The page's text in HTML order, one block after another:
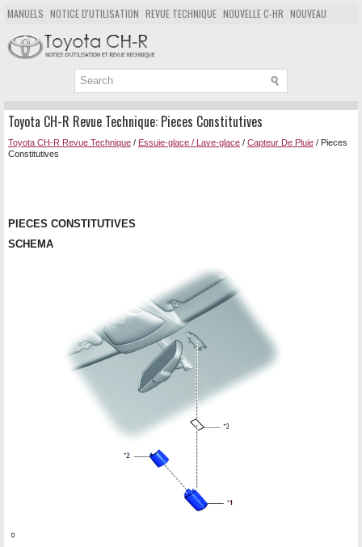
MANUELS NOTICE D'UTILISATION REVUE TECHNIQUE NOUVELLE C-HR NOUVEAU
POPULAIRE
PLAN DU SITE CHERCHER
Toyota CH-R Revue Technique: Pieces Constitutives
Toyota CH-R Revue Technique / Essuie-glace / Lave-glace / Capteur De Pluie / Pieces
Constitutives
PIECES CONSTITUTIVES
SCHEMA